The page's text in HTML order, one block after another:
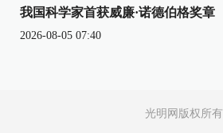
我国科学家首获威廉·诺德伯格奖章
2026-08-05 07:40
光明网版权所有